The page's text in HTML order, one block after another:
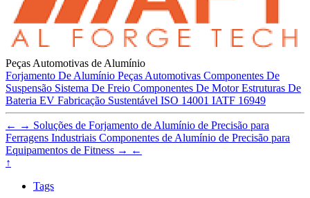
Peças Automotivas de Alumínio
Forjamento De Alumínio Peças Automotivas Componentes De
Suspensão Sistema De Freio Componentes De MotorEstruturas De
Bateria EV Fabricação Sustentável ISO 14001 IATF 16949
← → Soluções de Forjamento de Alumínio de Precisão para
Ferragens Industriais Componentes de Alumínio de Precisão para
Equipamentos de Fitness → ←
↑
Tags